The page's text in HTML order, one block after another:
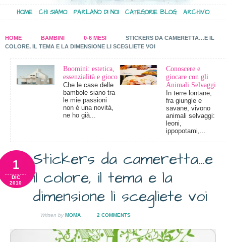
HOME CHI SIAMO PARLANO DI NOI CATEGORIE BLOG ARCHIVIO
HOME BAMBINI 0-6 MESI
STICKERS DA CAMERETTA…E IL
COLORE, IL TEMA E LA DIMENSIONE LI SCEGLIETE VOI
Boomini: estetica,
essenzialità e gioco
Che le case delle
bambole siano tra
le mie passioni
non è una novità,
ne ho già...
Conoscere e
giocare con gli
Animali Selvaggi
In terre lontane,
fra giungle e
savane, vivono
animali selvaggi:
leoni,
ippopotami,...
Stickers da cameretta…e
il colore, il tema e la
dimensione li scegliete voi
1
DIC
2010
Written by MOMA 2 COMMENTS